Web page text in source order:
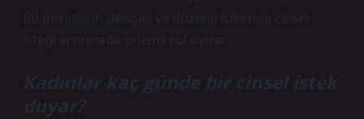
Bu besinlerin dengeli ve düzenli tüketimi cinsel
isteği artırmada önemli rol oynar.
Kadınlar kaç günde bir cinsel istek
duyar?